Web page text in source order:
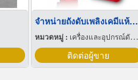
จำหน่ายถังดับเพลิงเคมีแห้ง อุดรธานี
หมวดหมู่ : เครื่องและอุปกรณ์ดับเพลิง
ติดต่อผู้ขาย